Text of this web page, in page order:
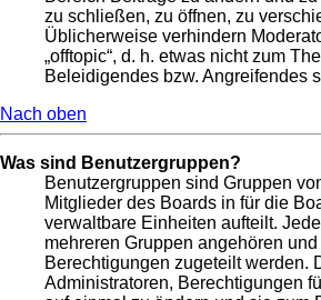
zu schließen, zu öffnen, zu
Üblicherweise verhindern
„offtopic“, d. h. etwas nicht zum
Beleidigendes bzw. Angreifendes
Nach oben
Was sind Benutzergruppen?
Benutzergruppen sind Gruppen
Mitglieder des Boards in für die
verwaltbare Einheiten aufteilt.
mehreren Gruppen angehören
Berechtigungen zugeteilt werden.
Administratoren, Berechtigungen